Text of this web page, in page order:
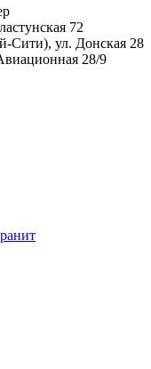
72
Сити), ул. Донская 28
28/9